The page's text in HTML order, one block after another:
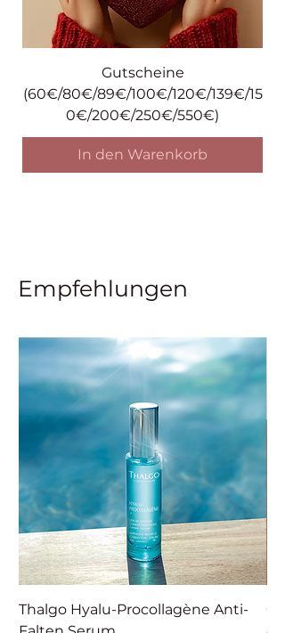
Gutscheine
(60€/80€/89€/100€/120€/139€/15
0€/200€/250€/550€)
In den Warenkorb
Empfehlungen
Thalgo Hyalu-Procollagène Anti-